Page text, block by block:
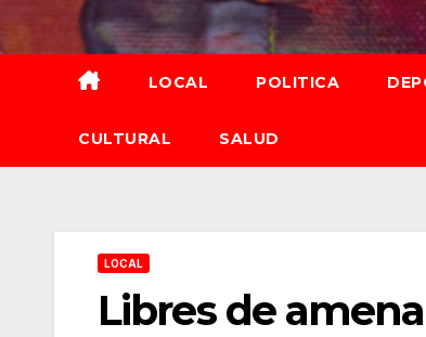
al
contenido
LOCAL POLITICA
CULTURAL SALUD
LOCAL
Libres de